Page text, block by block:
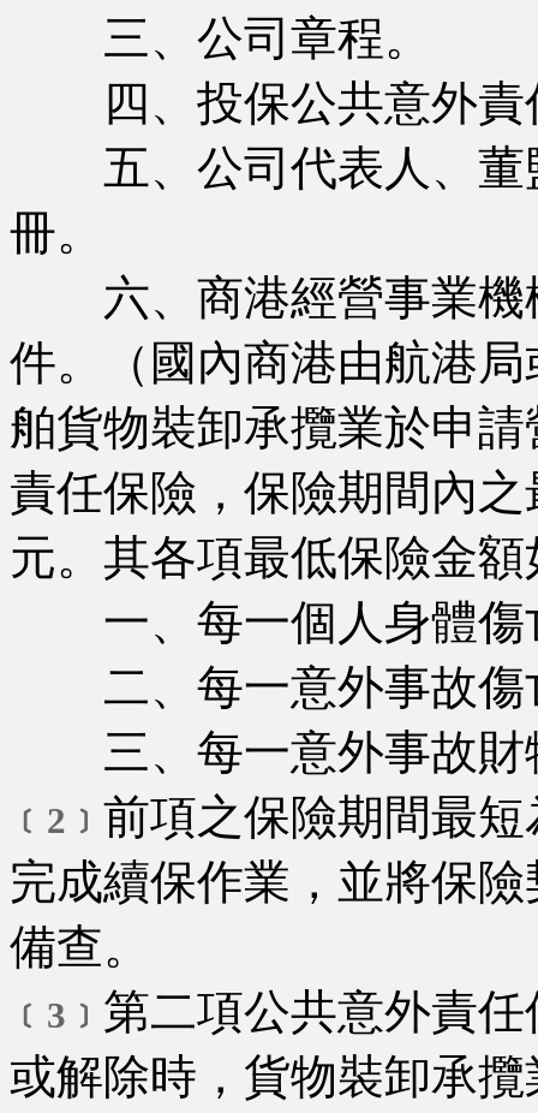
三、公司章程。
四、投保公共意外責
五、公司代表人、董
冊。
六、商港經營事業機
件。（國內商港由航港
舶貨物裝卸承攬業於申
責任保險，保險期間內
元。其各項最低保險金額
一、每一個人身體傷
二、每一意外事故傷
三、每一意外事故財
﹝2﹞ 前項之保險期間最
完成續保作業，並將保
備查。
﹝3﹞ 第二項公共意外責
或解除時，貨物裝卸承